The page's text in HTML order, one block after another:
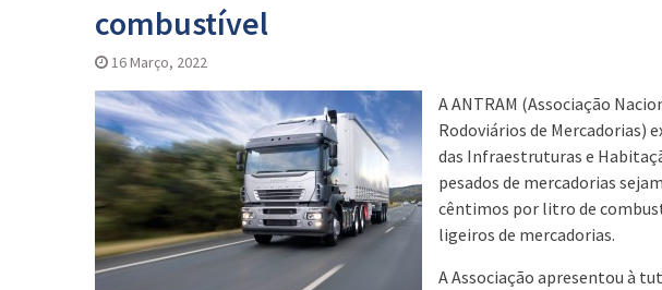
combustível
16 Março, 2022
A ANTRAM (Associação
Rodoviários de Mercadorias)
das Infraestruturas e
pesados de mercadorias
cêntimos por litro de
ligeiros de mercadorias.
A Associação apresentou à